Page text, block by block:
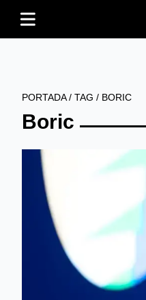
PORTADA/ TAG / BORIC
Boric